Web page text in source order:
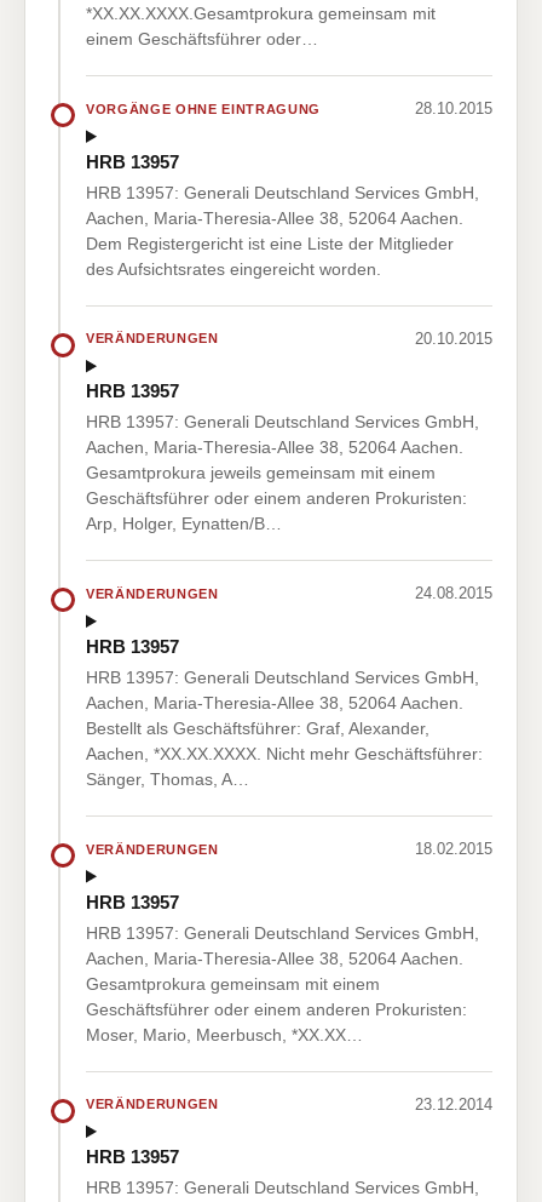
*XX.XX.XXXX.Gesamtprokura gemeinsam mit
einem Geschäftsführer oder…
VORGÄNGE OHNE EINTRAGUNG 28.10.2015
HRB 13957
HRB 13957: Generali Deutschland Services GmbH,
Aachen, Maria-Theresia-Allee 38, 52064 Aachen.
Dem Registergericht ist eine Liste der Mitglieder
des Aufsichtsrates eingereicht worden.
VERÄNDERUNGEN 20.10.2015
HRB 13957
HRB 13957: Generali Deutschland Services GmbH,
Aachen, Maria-Theresia-Allee 38, 52064 Aachen.
Gesamtprokura jeweils gemeinsam mit einem
Geschäftsführer oder einem anderen Prokuristen:
Arp, Holger, Eynatten/B…
VERÄNDERUNGEN 24.08.2015
HRB 13957
HRB 13957: Generali Deutschland Services GmbH,
Aachen, Maria-Theresia-Allee 38, 52064 Aachen.
Bestellt als Geschäftsführer: Graf, Alexander,
Aachen, *XX.XX.XXXX. Nicht mehr Geschäftsführer:
Sänger, Thomas, A…
VERÄNDERUNGEN 18.02.2015
HRB 13957
HRB 13957: Generali Deutschland Services GmbH,
Aachen, Maria-Theresia-Allee 38, 52064 Aachen.
Gesamtprokura gemeinsam mit einem
Geschäftsführer oder einem anderen Prokuristen:
Moser, Mario, Meerbusch, *XX.XX…
VERÄNDERUNGEN 23.12.2014
HRB 13957
HRB 13957: Generali Deutschland Services GmbH,